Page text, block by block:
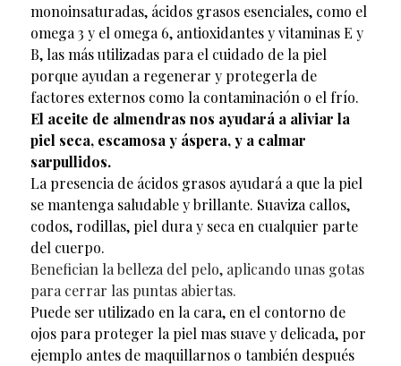
monoinsaturadas, ácidos grasos esenciales, como el
omega 3 y el omega 6, antioxidantes y vitaminas E y
B, las más utilizadas para el cuidado de la piel
porque ayudan a regenerar y protegerla de
factores externos como la contaminación o el frío.
El aceite de almendras nos ayudará a aliviar la
piel seca, escamosa y áspera, y a calmar
sarpullidos.
La presencia de ácidos grasos ayudará a que la piel
se mantenga saludable y brillante. Suaviza callos,
codos, rodillas, piel dura y seca en cualquier parte
del cuerpo.
Benefician la belleza del pelo, aplicando unas gotas
para cerrar las puntas abiertas.
Puede ser utilizado en la cara, en el contorno de
ojos para proteger la piel mas suave y delicada, por
ejemplo antes de maquillarnos o también después